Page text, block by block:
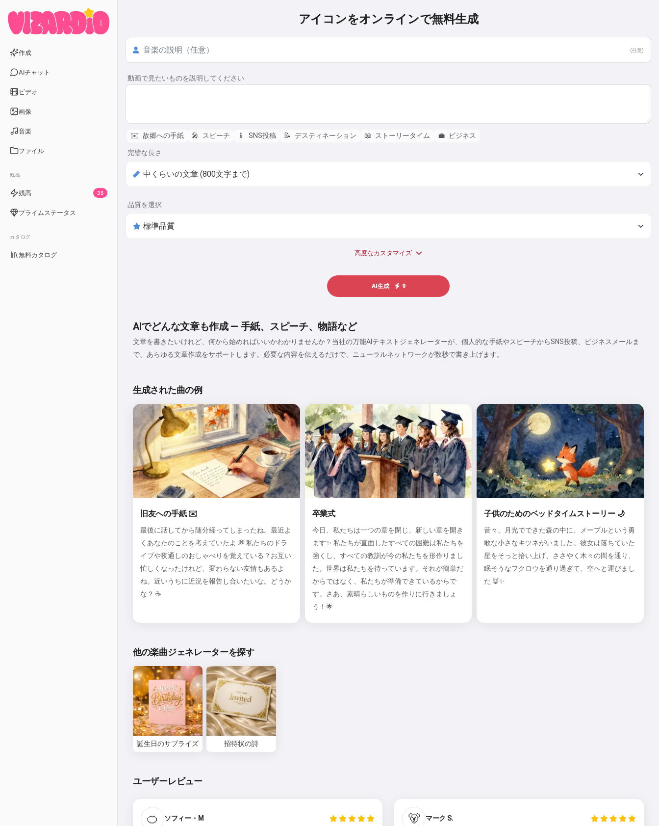
作成
AIチャット
ビデオ
画像
音楽
ファイル
残高
残高 35
プライムステータス
カタログ
無料カタログ
アイコンをオンラインで無料生成
(任意)
動画で見たいものを説明してください
✉️ 故郷への手紙 🎤 スピーチ 📱 SNS投稿 📝 デスティネーション 📖 ストーリータイム 💼 ビジネス
完璧な長さ
品質を選択
高度なカスタマイズ
AI生成 9
AIでどんな文章も作成 — 手紙、スピーチ、物語など
文章を書きたいけれど、何から始めればいいかわかりませんか？当社の万能AIテキストジェネレーターが、個人的な手紙やスピーチからSNS投稿、ビジネスメールま
で、あらゆる文章作成をサポートします。必要な内容を伝えるだけで、ニューラルネットワークが数秒で書き上げます。
生成された曲の例
旧友への手紙 ✉️
最後に話してから随分経ってしまったね。最近よ
くあなたのことを考えていたよ 💭 私たちのドラ
イブや夜通しのおしゃべりを覚えている？お互い
忙しくなったけれど、変わらない友情もあるよ
ね。近いうちに近況を報告し合いたいな。どうか
な？ ☕
卒業式
今日、私たちは一つの章を閉じ、新しい章を開き
ます✨ 私たちが直面したすべての困難は私たちを
強くし、すべての教訓が今の私たちを形作りまし
た。世界は私たちを待っています。それが簡単だ
からではなく、私たちが準備できているからで
す。さあ、素晴らしいものを作りに行きましょ
う！🌟
子供のためのベッドタイムストーリー 🌙
昔々、月光でできた森の中に、メープルという勇
敢な小さなキツネがいました。彼女は落ちていた
星をそっと拾い上げ、ささやく木々の間を通り、
眠そうなフクロウを通り過ぎて、空へと運びまし
た 🦊✨
他の楽曲ジェネレーターを探す
誕生日のサプライズ 招待状の詩
ユーザーレビュー
🍊 ソフィー・M 🐻 マーク S.